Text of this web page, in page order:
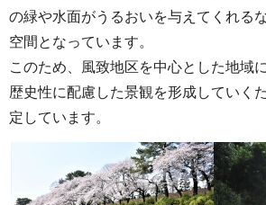
の緑や水面がうるおいを与えてくれる
空間となっています。
このため、風致地区を中心とした地域
歴史性に配慮した景観を形成していく
定しています。